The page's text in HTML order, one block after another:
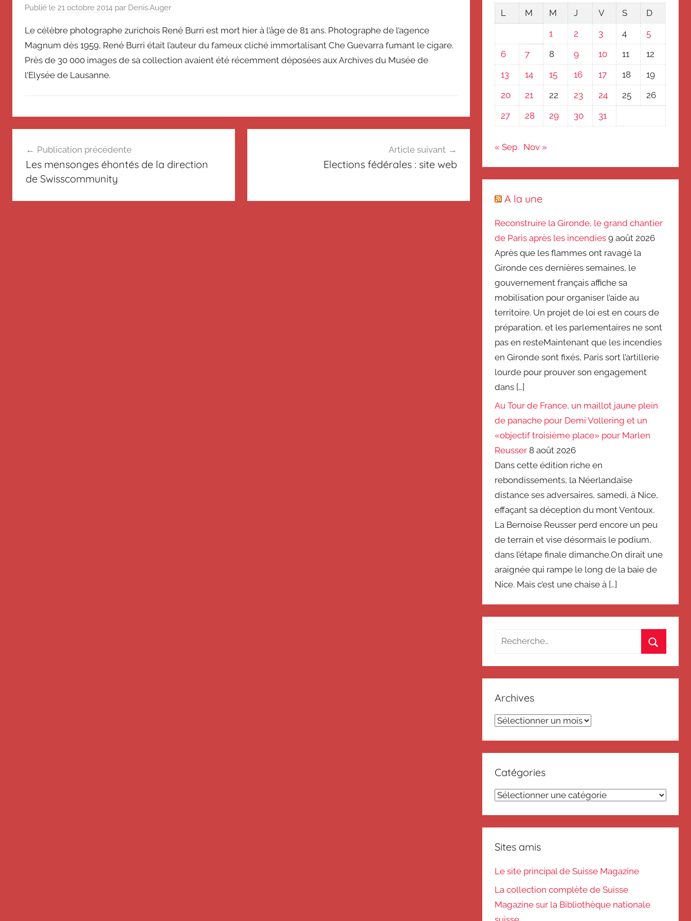
Suisse
Magazine
souvenir
Suisse
Magazine
Publié le 21 octobre 2014 par Denis.Auger
Le célèbre photographe zurichois René Burri est mort hier à l’âge de 81 ans. Photographe de l’agence
Magnum dès 1959, René Burri était l’auteur du fameux cliché immortalisant Che Guevarra fumant le cigare.
Près de 30 000 images de sa collection avaient été récemment déposées aux Archives du Musée de
l’Elysée de Lausanne.
n
l
de
l’article
Publication précédente
Les mensonges éhontés de la direction
de Swisscommunity
Article suivant
Elections fédérales : site web
L
M M J V S
D
1
2 3 4
5
6
7 8 9 10 11
12
13
14 15 16 17 18
19
20
21 22 23 24 25
26
27
28 29 30 31
« Sep Nov »
A la une
Reconstruire la Gironde, le grand chantier
de Paris après les incendies 9 août 2026
Après que les flammes ont ravagé la
Gironde ces dernières semaines, le
gouvernement français affiche sa
mobilisation pour organiser l’aide au
territoire. Un projet de loi est en cours de
préparation, et les parlementaires ne sont
pas en resteMaintenant que les incendies
en Gironde sont fixés, Paris sort l’artillerie
lourde pour prouver son engagement
dans […]
Au Tour de France, un maillot jaune plein
de panache pour Demi Vollering et un
«objectif troisième place» pour Marlen
Reusser 8 août 2026
Dans cette édition riche en
rebondissements, la Néerlandaise
distance ses adversaires, samedi, à Nice,
effaçant sa déception du mont Ventoux.
La Bernoise Reusser perd encore un peu
de terrain et vise désormais le podium,
dans l’étape finale dimanche.On dirait une
araignée qui rampe le long de la baie de
Nice. Mais c’est une chaise à […]
Recherche
:
Archives
Archives
Catégories
Catégories
Sites amis
Le site principal de Suisse Magazine
La collection complète de Suisse
Magazine sur la Bibliothèque nationale